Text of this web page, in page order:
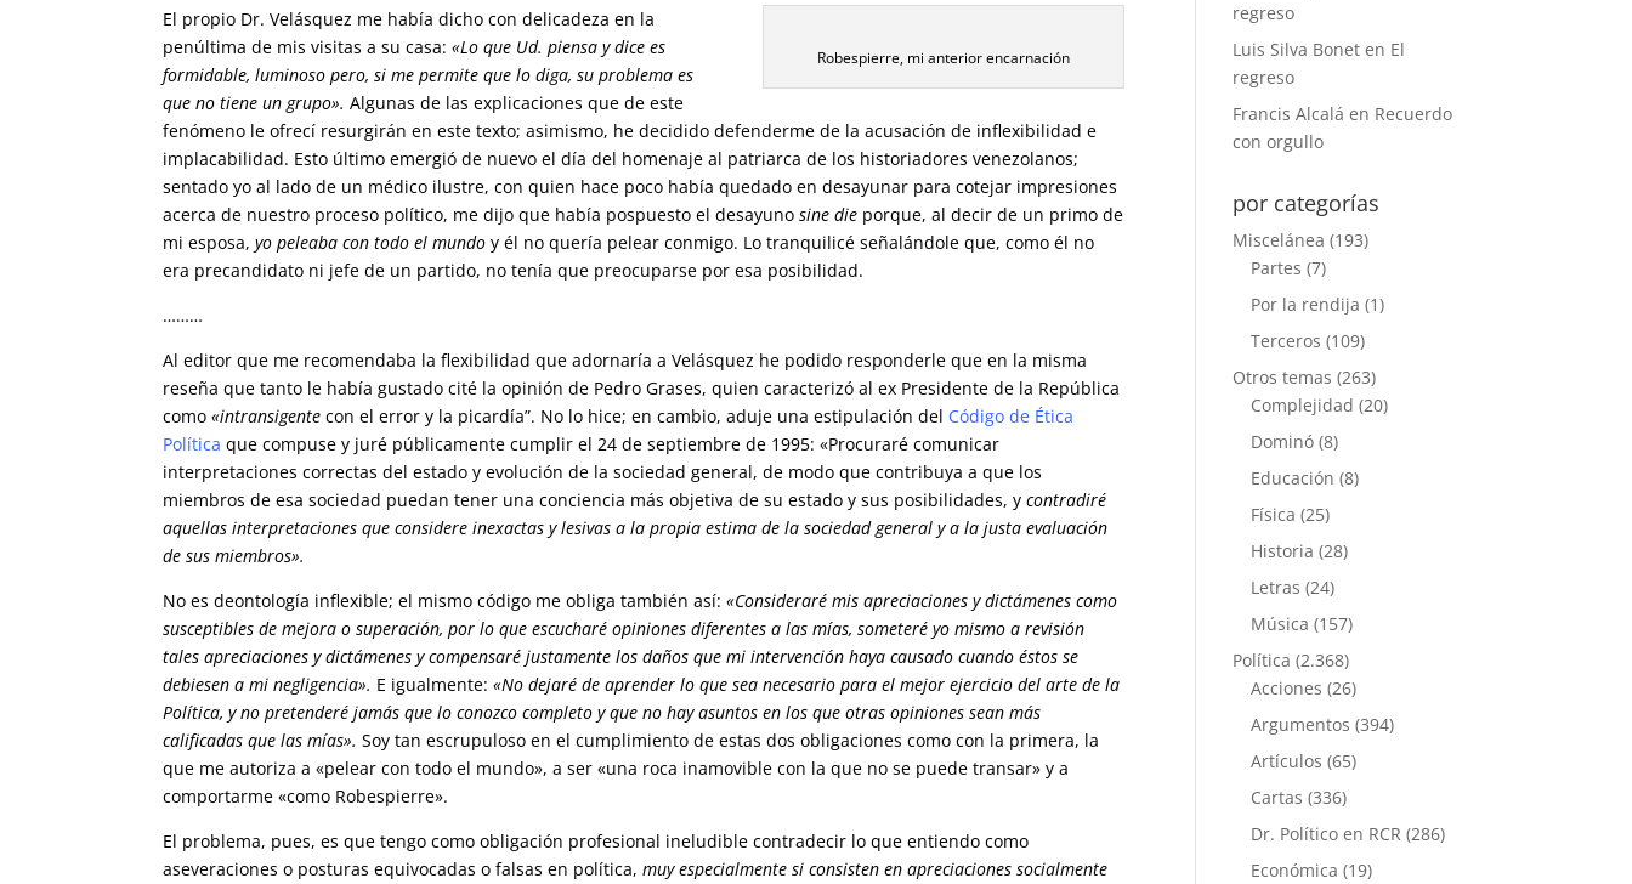
Robespierre, mi anterior encarnación
El propio Dr. Velásquez me había dicho con delicadeza en la
penúltima de mis visitas a su casa:«Lo que Ud. piensa y dice es
formidable, luminoso pero, si me permite que lo diga, su problema es
que no tiene un grupo». Algunas de las explicaciones que de este
fenómeno le ofrecí resurgirán en este texto; asimismo, he decidido defenderme de la acusación de inflexibilidad e
implacabilidad. Esto último emergió de nuevo el día del homenaje al patriarca de los historiadores venezolanos;
sentado yo al lado de un médico ilustre, con quien hace poco había quedado en desayunar para cotejar impresiones
acerca de nuestro proceso político, me dijo que había pospuesto el desayunosine die porque, al decir de un primo de
mi esposa,yo peleaba con todo el mundo y él no quería pelear conmigo. Lo tranquilicé señalándole que, como él no
era precandidato ni jefe de un partido, no tenía que preocuparse por esa posibilidad.
………
Al editor que me recomendaba la flexibilidad que adornaría a Velásquez he podido responderle que en la misma
reseña que tanto le había gustado cité la opinión de Pedro Grases, quien caracterizó al ex Presidente de la República
como«intransigente con el error y la picardía”. No lo hice; en cambio, aduje una estipulación del Código de Ética
Política que compuse y juré públicamente cumplir el 24 de septiembre de 1995: «Procuraré comunicar
interpretaciones correctas del estado y evolución de la sociedad general, de modo que contribuya a que los
miembros de esa sociedad puedan tener una conciencia más objetiva de su estado y sus posibilidades, ycontradiré
aquellas interpretaciones que considere inexactas y lesivas a la propia estima de la sociedad general y a la justa evaluación
de sus miembros».
No es deontología inflexible; el mismo código me obliga también así:«Consideraré mis apreciaciones y dictámenes como
susceptibles de mejora o superación, por lo que escucharé opiniones diferentes a las mías, someteré yo mismo a revisión
tales apreciaciones y dictámenes y compensaré justamente los daños que mi intervención haya causado cuando éstos se
debiesen a mi negligencia». E igualmente:«No dejaré de aprender lo que sea necesario para el mejor ejercicio del arte de la
Política, y no pretenderé jamás que lo conozco completo y que no hay asuntos en los que otras opiniones sean más
calificadas que las mías». Soy tan escrupuloso en el cumplimiento de estas dos obligaciones como con la primera, la
que me autoriza a «pelear con todo el mundo», a ser «una roca inamovible con la que no se puede transar» y a
comportarme «como Robespierre».
El problema, pues, es que tengo como obligación profesional ineludible contradecir lo que entiendo como
aseveraciones o posturas equivocadas o falsas en política,muy especialmente si consisten en apreciaciones socialmente
regreso
Luis Silva Bonet en El
regreso
Francis Alcalá en Recuerdo
con orgullo
por categorías
Miscelánea (193)
Partes (7)
Por la rendija (1)
Terceros (109)
Otros temas (263)
Complejidad (20)
Dominó (8)
Educación (8)
Física (25)
Historia (28)
Letras (24)
Música (157)
Política (2.368)
Acciones (26)
Argumentos (394)
Artículos (65)
Cartas (336)
Dr. Político en RCR (286)
Económica (19)